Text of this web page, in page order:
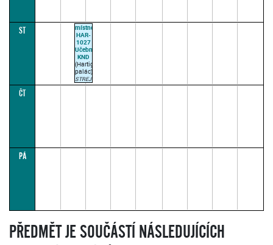
ST
místnost
HAR-
1027
Učebna
KND
(Hartigovský
palác)
STREJČKOVÁ
H.
ČT
PÁ
PŘEDMĚT JE SOUČÁSTÍ NÁSLEDUJÍCÍCH